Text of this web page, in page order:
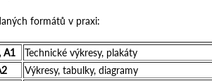
formátů v praxi:
A1
Technické výkresy, plakáty
Výkresy, tabulky, diagramy